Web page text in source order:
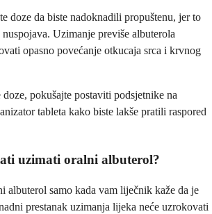
doze da biste nadoknadili propuštenu, jer to
Uzimanje previše albuterola
opasno povećanje otkucaja srca i krvnog
pokušajte postaviti podsjetnike na
tableta kako biste lakše pratili raspored
uzimati oralni albuterol?
albuterol samo kada vam liječnik kaže da je
prestanak uzimanja lijeka neće uzrokovati